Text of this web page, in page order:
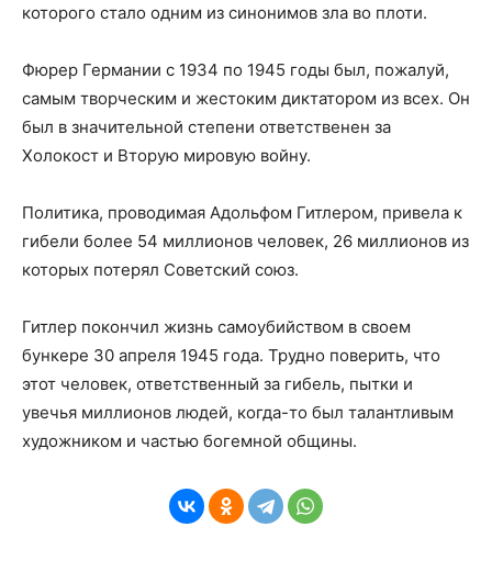
которого стало одним из синонимов зла во плоти.
Фюрер Германии с 1934 по 1945 годы был, пожалуй,
самым творческим и жестоким диктатором из всех. Он
был в значительной степени ответственен за
Холокост и Вторую мировую войну.
Политика, проводимая Адольфом Гитлером, привела к
гибели более 54 миллионов человек, 26 миллионов из
которых потерял Советский союз.
Гитлер покончил жизнь самоубийством в своем
бункере 30 апреля 1945 года. Трудно поверить, что
этот человек, ответственный за гибель, пытки и
увечья миллионов людей, когда-то был талантливым
художником и частью богемной общины.